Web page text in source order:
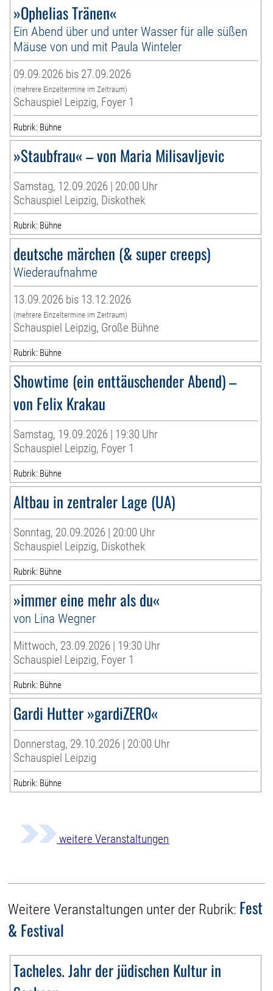
»Ophelias Tränen«
Ein Abend über und unter Wasser für alle süßen
Mäuse von und mit Paula Winteler
09.09.2026 bis 27.09.2026
(mehrere Einzeltermine im Zeitraum)
Schauspiel Leipzig, Foyer 1
Rubrik: Bühne
»Staubfrau« – von Maria Milisavljevic
Samstag, 12.09.2026 | 20:00 Uhr
Schauspiel Leipzig, Diskothek
Rubrik: Bühne
deutsche märchen (& super creeps)
Wiederaufnahme
13.09.2026 bis 13.12.2026
(mehrere Einzeltermine im Zeitraum)
Schauspiel Leipzig, Große Bühne
Rubrik: Bühne
Showtime (ein enttäuschender Abend) –
von Felix Krakau
Samstag, 19.09.2026 | 19:30 Uhr
Schauspiel Leipzig, Foyer 1
Rubrik: Bühne
Altbau in zentraler Lage (UA)
Sonntag, 20.09.2026 | 20:00 Uhr
Schauspiel Leipzig, Diskothek
Rubrik: Bühne
»immer eine mehr als du«
von Lina Wegner
Mittwoch, 23.09.2026 | 19:30 Uhr
Schauspiel Leipzig, Foyer 1
Rubrik: Bühne
Gardi Hutter »gardiZERO«
Donnerstag, 29.10.2026 | 20:00 Uhr
Schauspiel Leipzig
Rubrik: Bühne
weitere Veranstaltungen
Weitere Veranstaltungen unter der Rubrik: Fest
& Festival
Tacheles. Jahr der jüdischen Kultur in